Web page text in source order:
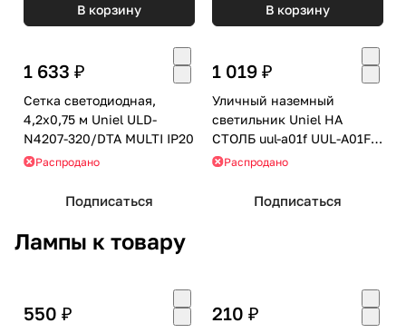
В корзину В корзину
1 633 ₽
Сетка светодиодная,
4,2х0,75 м Uniel ULD-
N4207-320/DTA MULTI IP20
Распродано
Подписаться
1 019 ₽
Уличный наземный
светильник Uniel НА
СТОЛБ uul-a01f UUL-A01F
60W/E27 IP44 COPPER
Распродано
Подписаться
Лампы к товару
550 ₽ 210 ₽